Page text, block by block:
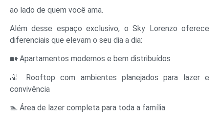
ao lado de quem você ama.
Além desse espaço exclusivo, o Sky Lorenzo oferece
diferenciais que elevam o seu dia a dia:
🏡 Apartamentos modernos e bem distribuídos
🌇 Rooftop com ambientes planejados para lazer e
convivência
🏊 Área de lazer completa para toda a família